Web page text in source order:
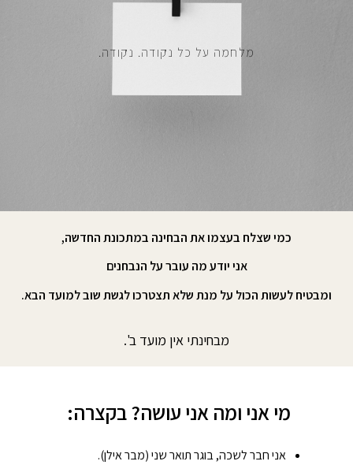
מלחמה על כל נקודה. נקודה.
כמי שצלח בעצמו את הבחינה במתכונת החדשה,
אני יודע מה עובר על הנבחנים
ומבטיח לעשות הכול על מנת שלא תצטרכו לגשת שוב למועד הבא.
מבחינתי אין מועד ב'.
מי אני ומה אני עושה? בקצרה:
אני חבר לשכה, בוגר תואר שני (מבר אילן).